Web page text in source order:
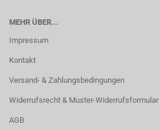
MEHR ÜBER...
Impressum
Kontakt
Versand- & Zahlungsbedingungen
Widerrufsrecht & Muster-Widerrufsformular
AGB